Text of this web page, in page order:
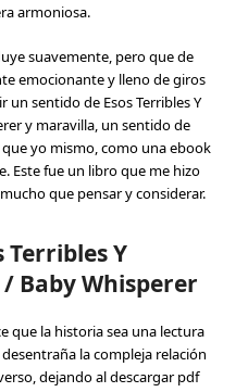
armoniosa.
suavemente, pero que de
emocionante y lleno de giros
sentido de Esos Terribles Y
y maravilla, un sentido de
yo mismo, como una ebook
Este fue un libro que me hizo
que pensar y considerar.
Terribles Y
Baby Whisperer
que la historia sea una lectura
la compleja relación
dejando al descargar pdf